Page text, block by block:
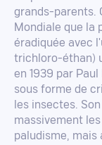
grands-parents.
Mondiale que la
éradiquée avec
trichloro-éthan)
en 1939 par
sous forme de
les insectes.
massivement
paludisme, mais